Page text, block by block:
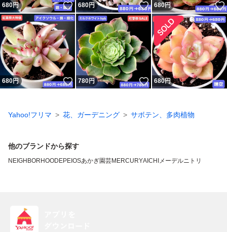
680円 いいね！
680円 いいね！
680円
680円 いいね！
780円 いいね！
680円
Yahoo!フリマ 花、ガーデニング サボテン、多肉植物
他のブランドから探す
NEIGHBORHOOD EPEIOSあかぎ園芸MERCURYAICHIメーデルニトリ